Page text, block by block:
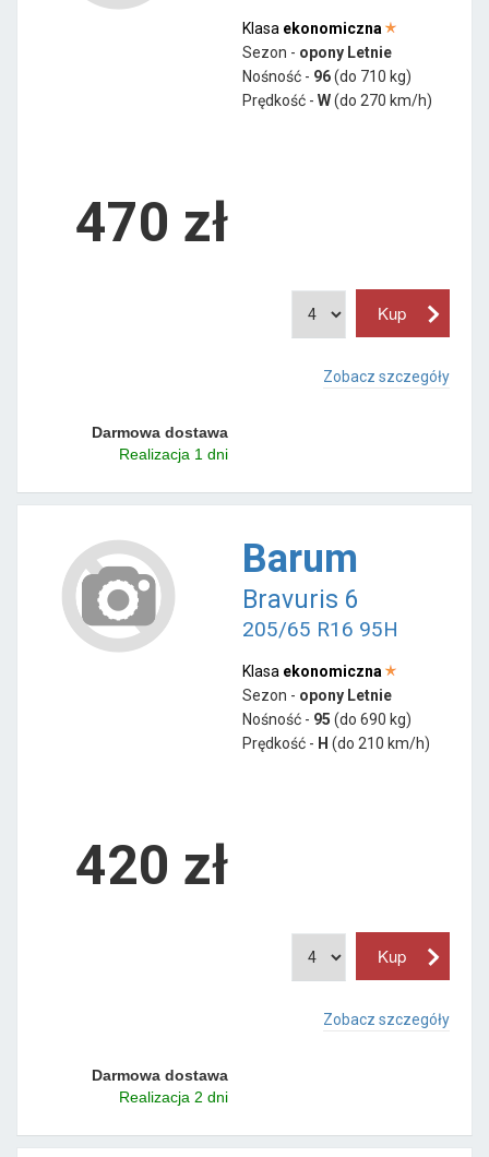
Klasa ekonomiczna
Sezon - opony Letnie
Nośność - 96(do 710 kg)
Prędkość - W(do 270 km/h)
470 zł
Zobacz szczegóły
Darmowa dostawa
Realizacja 1 dni
Barum
Bravuris 6
205/65 R16 95H
Klasa ekonomiczna
Sezon - opony Letnie
Nośność - 95 (do 690 kg)
Prędkość - H (do 210 km/h)
420 zł
Zobacz szczegóły
Darmowa dostawa
Realizacja 2 dni